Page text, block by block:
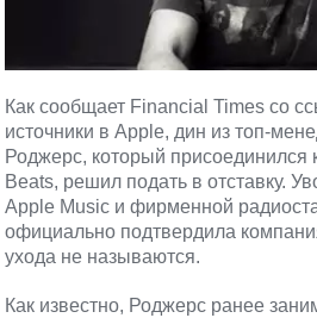
Как сообщает Financial Times со
источники в Apple, дин из топ-
Роджерс, который присоединился
Beats, решил подать в отставку.
Apple Music и фирменной
официально подтвердила
ухода не называются.
Как известно, Роджерс ранее